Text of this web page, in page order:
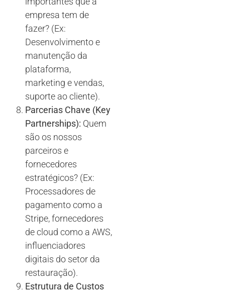
empresa tem de
fazer? (Ex:
Desenvolvimento e
manutenção da
plataforma,
marketing e vendas,
suporte ao cliente).
Parcerias Chave (Key
Partnerships): Quem
são os nossos
parceiros e
fornecedores
estratégicos? (Ex:
Processadores de
pagamento como a
Stripe, fornecedores
de cloud como a AWS,
influenciadores
digitais do setor da
restauração).
Estrutura de Custos